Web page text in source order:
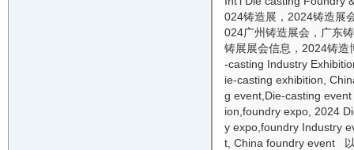
024铸造展， 2024铸造展
024广州铸造展会，广东
铸展展会信息 ， 2024铸造
-casting Industry
ie-casting exhibition,
g event Die-casting
ion foundry expo, 2024
y expo, foundry Industry
t , China foundry event